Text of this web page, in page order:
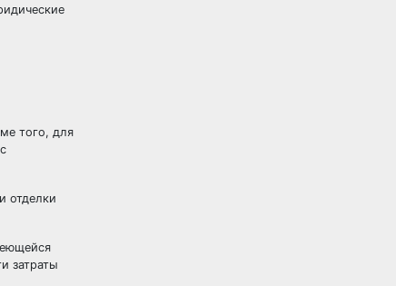
того, для
отделки
затраты